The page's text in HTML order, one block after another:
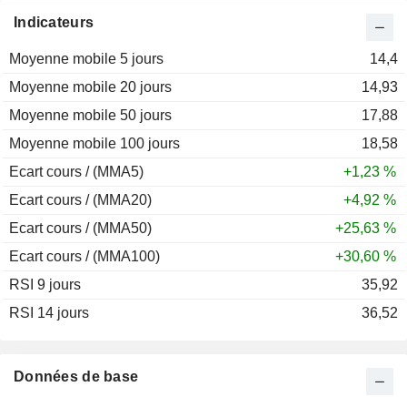
Données de base
Indicateurs
Moyenne mobile 5 jours
14,4
Moyenne mobile 20 jours
14,93
Moyenne mobile 50 jours
17,88
Moyenne mobile 100 jours
18,58
Ecart cours / (MMA5)
+1,23 %
Ecart cours / (MMA20)
+4,92 %
Ecart cours / (MMA50)
+25,63 %
Ecart cours / (MMA100)
+30,60 %
RSI 9 jours
35,92
RSI 14 jours
36,52